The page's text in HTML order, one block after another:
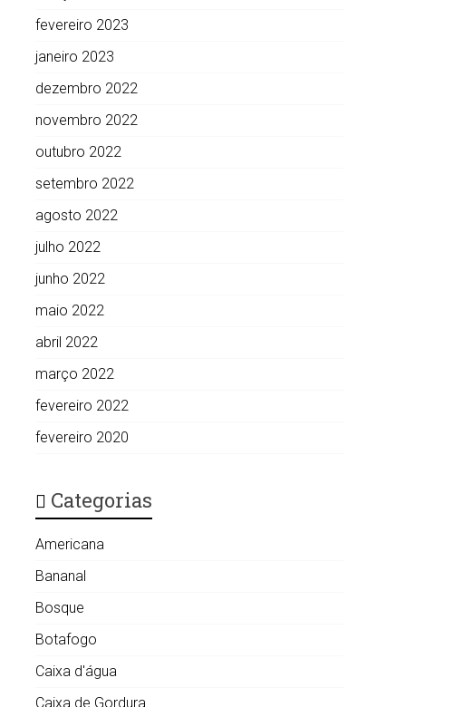
fevereiro 2023
janeiro 2023
dezembro 2022
novembro 2022
outubro 2022
setembro 2022
agosto 2022
julho 2022
junho 2022
maio 2022
abril 2022
março 2022
fevereiro 2022
fevereiro 2020
Categorias
Americana
Bananal
Bosque
Botafogo
Caixa d'água
Caixa de Gordura